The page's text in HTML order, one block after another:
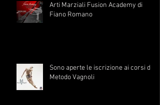
Arti Marziali Fusion Academy di
Fiano Romano
Sono aperte le iscrizione ai corsi di
Metodo Vagnoli